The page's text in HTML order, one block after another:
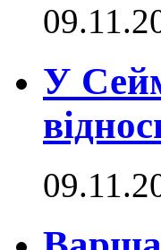
У